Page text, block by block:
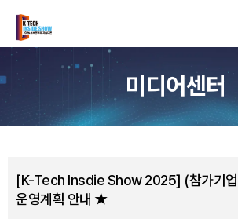
미디어센터
[K-Tech Insdie Show 2025] (참가기업
운영계획 안내 ★